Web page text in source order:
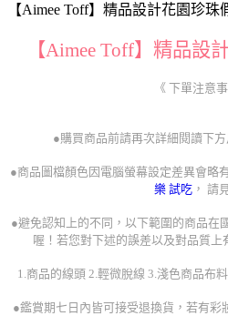
【Aimee Toff】精品設計花園珍珠
【Aimee Toff】精品設
《 下單注意事
●購買商品前請再次詳細閱讀下
●商品圖檔顏色因電腦螢幕設定差異會略
樂 試吃 ， 請
●避免認知上的不同，以下範圍的商品在
喔！若您對下述的誤差以及對品質上
1.商品的線頭 2.輕微脫線 3.淺色商品布
●鑑賞期七日內皆可接受退換貨，若有